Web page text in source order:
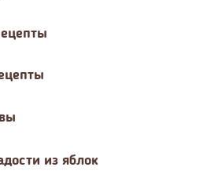
из яблок